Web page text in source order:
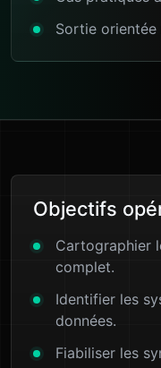
Sortie
Objectifs
Cartographier
complet.
Identifier les
données.
Fiabiliser les